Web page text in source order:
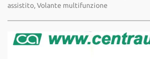
assistito, Volante multifunzione